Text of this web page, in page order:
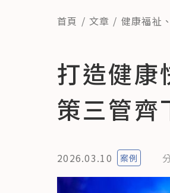
首頁 文章 健康福祉
打造健康
策三管齊
2026.03.10 案例